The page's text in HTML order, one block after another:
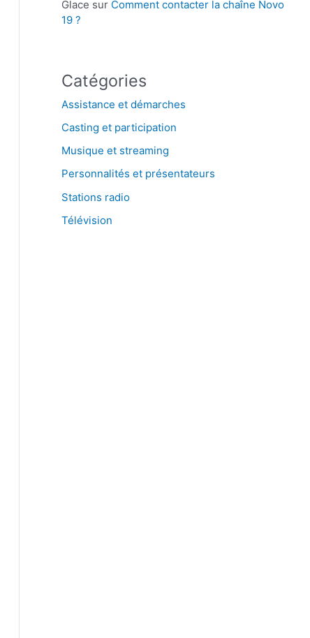
Glace sur Comment contacter la chaîne Novo
19 ?
Catégories
Assistance et démarches
Casting et participation
Musique et streaming
Personnalités et présentateurs
Stations radio
Télévision